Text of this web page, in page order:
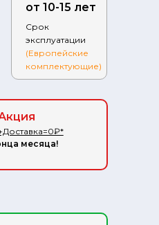
от 10-15 лет
Срок
эксплуатации
(Европейские
комплектующие)
месяца!
на карте Ступино — Яндекс.Карты